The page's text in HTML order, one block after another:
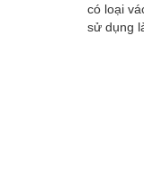
có loại
sử dụng